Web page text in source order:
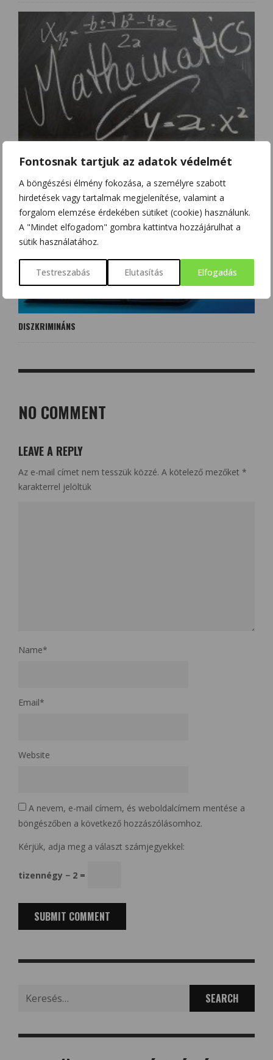
Fontosnak tartjuk az adatok védelmét
A böngészési élmény fokozása, a személyre szabott
hirdetések vagy tartalmak megjelenítése, valamint a
forgalom elemzése érdekében sütiket (cookie) használunk.
A "Mindet elfogadom" gombra kattintva hozzájárulhat a
sütik használatához.
Testreszabás Elutasítás Elfogadás
MÁSODFOKÚ EGYENLETEK
DISZKRIMINÁNS
NO COMMENT
LEAVE A REPLY
Az e-mail címet nem tesszük közzé. A kötelező mezőket *
karakterrel jelöltük
Name*
Email*
Website
A nevem, e-mail címem, és weboldalcímem mentése a
böngészőben a következő hozzászólásomhoz.
Kérjük, adja meg a választ számjegyekkel:
tizennégy − 2 =
for: